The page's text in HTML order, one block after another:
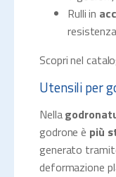
Rulli in
Scopri nel
Utensili per
Nella
godrone è più
generato
deformazione